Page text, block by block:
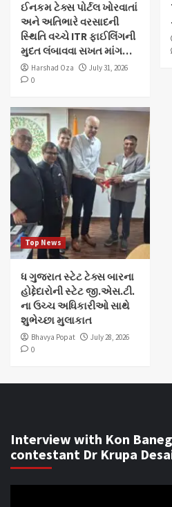
ઈનકમ ટેક્સ પોર્ટલ ખોરવાતાં
અને અતિભારે વરસાદની
સ્થિતિ વચ્ચે ITR ફાઈલિંગની
મુદત લંબાવવા સખત માંગ…
Harshad Oza
July 31, 2026
0
Top News
ધ ગુજરાત સ્ટેટ ટેક્સ બારના
હોદ્દેદારોની સ્ટેટ જી.એસ.ટી.
ના ઉચ્ચ અધિકારીઓ સાથે
શુભેચ્છા મુલાકાત
Bhavya Popat
July 28, 2026
0
Interview with Kon
contestant Dr Krupa